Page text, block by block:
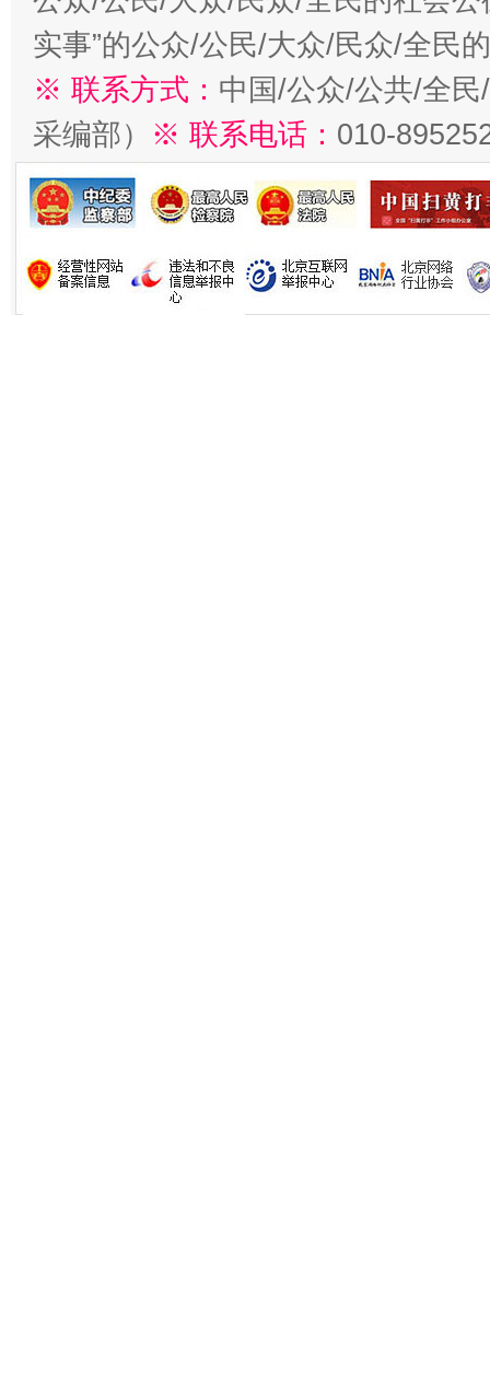
实事”的公众/公民/大众/民众/全民
※ 联系方式： 中国/公众/公共/全
采编部） ※ 联系电话： 010-